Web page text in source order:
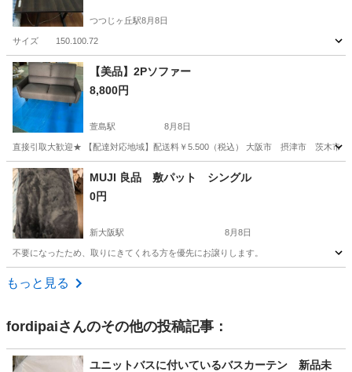
つつじヶ丘駅8月8日
サイズ 150.100.72
大阪 大阪市 つつじヶ丘駅
【美品】2Pソファー
8,800円
萱島駅 8月8日
直接引取大歓迎★ 【配達対応地域】配送料￥5.500（税込） 大阪市 摂津市
大阪 門真市 萱島駅 ソファ
MUJI 良品 敷パット シングル
0円
新大阪駅 8月8日
不要になったため、取りにきてくれる方を優先にお譲りします。
大阪 大阪市
もっと見る
fordipaiさんのその他の投稿記事：
ユニットバスに付いているバスカーテン 新品未